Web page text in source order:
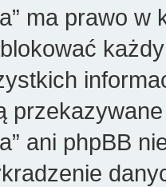
ma prawo
ani phpBB